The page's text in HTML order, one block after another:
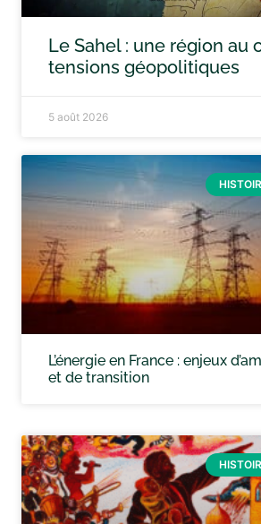
Le Sahel : une région au
tensions géopolitiques
5 août 2026
L’énergie en France : enjeux
et de transition